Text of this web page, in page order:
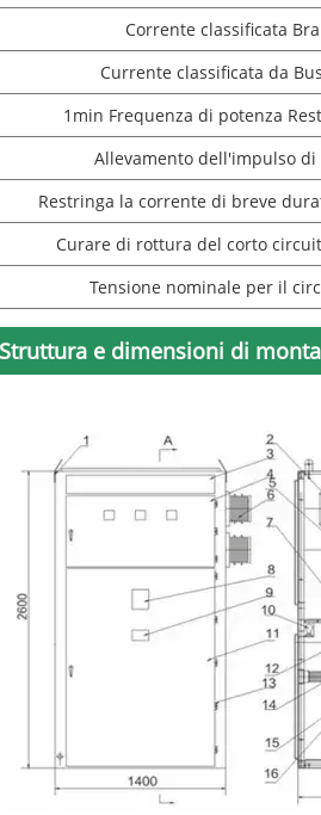
Corrente classificata
Currente classificata da
1min Frequenza di potenza
Allevamento dell'impulso
Restringa la corrente di breve
Curare di rottura del corto
Tensione nominale per il
Struttura e dimensioni di